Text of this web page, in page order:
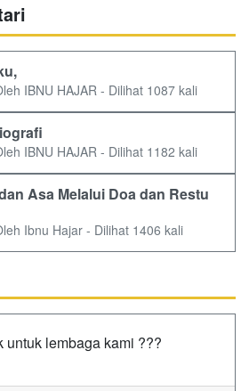
IBNU HAJAR - Dilihat 1087 kali
IBNU HAJAR - Dilihat 1182 kali
Asa Melalui Doa dan Restu
Ibnu Hajar - Dilihat 1406 kali
untuk lembaga kami ???